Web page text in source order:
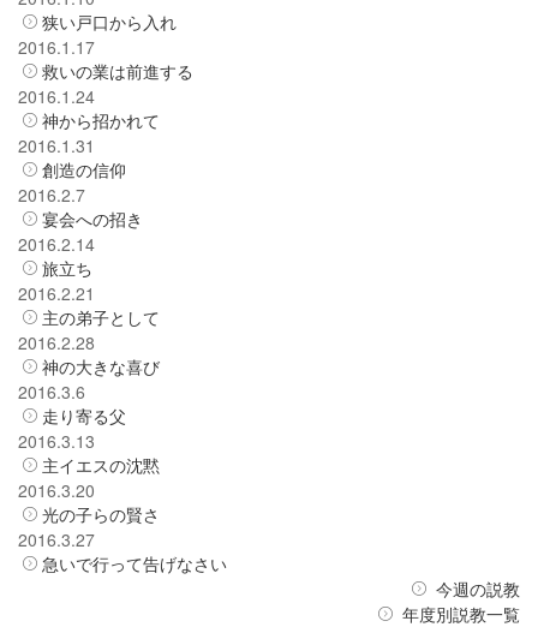
狭い戸口から入れ
2016.1.17
救いの業は前進する
2016.1.24
神から招かれて
2016.1.31
創造の信仰
2016.2.7
宴会への招き
2016.2.14
旅立ち
2016.2.21
主の弟子として
2016.2.28
神の大きな喜び
2016.3.6
走り寄る父
2016.3.13
主イエスの沈黙
2016.3.20
光の子らの賢さ
2016.3.27
急いで行って告げなさい
今週の説教
年度別説教一覧